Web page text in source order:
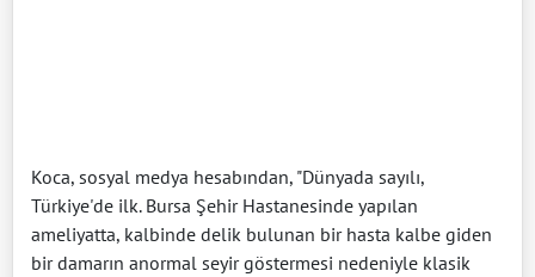
Koca, sosyal medya hesabından, "Dünyada sayılı,
Türkiye'de ilk. Bursa Şehir Hastanesinde yapılan
ameliyatta, kalbinde delik bulunan bir hasta kalbe giden
bir damarın anormal seyir göstermesi nedeniyle klasik